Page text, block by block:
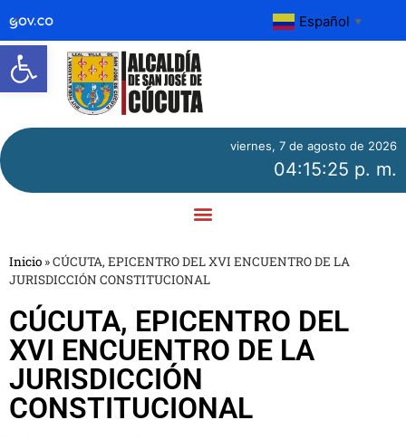
Abrir barra de herramientas
Español ▼
viernes, 7 de agosto de 2026
04:15:25 p. m.
Inicio »CÚCUTA, EPICENTRO DEL XVI ENCUENTRO DE LA
JURISDICCIÓN CONSTITUCIONAL
CÚCUTA, EPICENTRO DEL
XVI ENCUENTRO DE LA
JURISDICCIÓN
CONSTITUCIONAL